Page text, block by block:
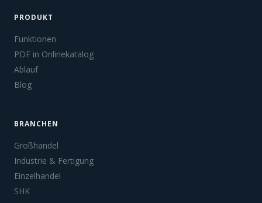
PRODUKT
Funktionen
PDF in Onlinekatalog
Ablauf
Blog
BRANCHEN
Großhandel
Industrie & Fertigung
Einzelhandel
SHK